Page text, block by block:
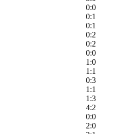
0:0
0:1
0:1
0:2
0:2
0:0
1:0
1:1
0:3
1:1
1:3
4:2
0:0
2:0